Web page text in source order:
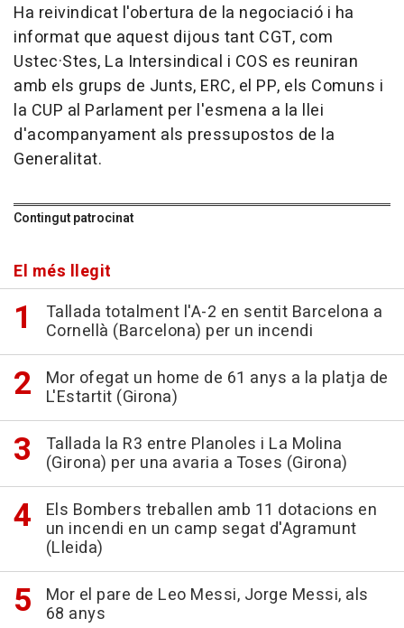
Ha reivindicat l'obertura de la negociació i ha
informat que aquest dijous tant CGT, com
Ustec·Stes, La Intersindical i COS es reuniran
amb els grups de Junts, ERC, el PP, els Comuns i
la CUP al Parlament per l'esmena a la llei
d'acompanyament als pressupostos de la
Generalitat.
Contingut patrocinat
El més llegit
Tallada totalment l'A-2 en sentit Barcelona a
Cornellà (Barcelona) per un incendi
Mor ofegat un home de 61 anys a la platja de
L'Estartit (Girona)
Tallada la R3 entre Planoles i La Molina
(Girona) per una avaria a Toses (Girona)
Els Bombers treballen amb 11 dotacions en
un incendi en un camp segat d'Agramunt
(Lleida)
Mor el pare de Leo Messi, Jorge Messi, als
68 anys